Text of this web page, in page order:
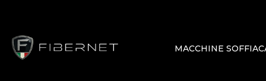
MACCHINE